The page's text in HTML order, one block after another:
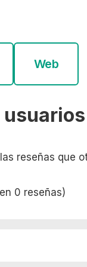
Web
reseñas que
0 reseñas)